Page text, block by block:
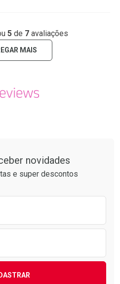
5 de 7 avaliações
MAIS
novidades
e super descontos